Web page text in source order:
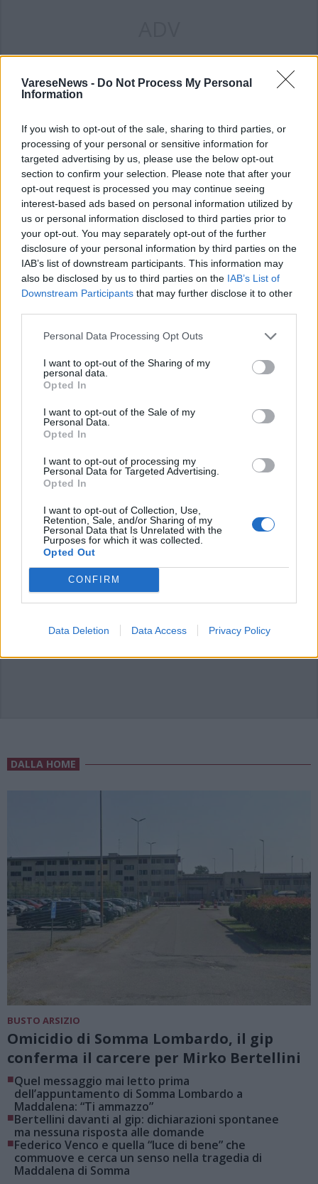
VareseNews - Do Not Process My Personal
Information
If you wish to opt-out of the sale, sharing to third parties, or
processing of your personal or sensitive information for
targeted advertising by us, please use the below opt-out
section to confirm your selection. Please note that after your
opt-out request is processed you may continue seeing
interest-based ads based on personal information utilized by
us or personal information disclosed to third parties prior to
your opt-out. You may separately opt-out of the further
disclosure of your personal information by third parties on the
IAB’s list of downstream participants. This information may
also be disclosed by us to third parties on the IAB’s List of
Downstream Participants that may further disclose it to other
Personal Data Processing Opt Outs
I want to opt-out of the Sharing of my
personal data.
Opted In
I want to opt-out of the Sale of my
Personal Data.
Opted In
I want to opt-out of processing my
Personal Data for Targeted Advertising.
Opted In
I want to opt-out of Collection, Use,
Retention, Sale, and/or Sharing of my
Personal Data that Is Unrelated with the
Purposes for which it was collected.
Opted Out
CONFIRM
Data Deletion Data Access Privacy Policy
ADV
Commenti
Accedi
articolo.
L'email è richiesta ma non verrà mostrata ai visitatori. Il contenuto di questo
commento esprime il pensiero dell'autore e non rappresenta la linea editoriale
possono essere automaticamente pubblicati senza filtro preventivo. I commenti
che includano uno o più link a siti esterni verranno rimossi in automatico dal
DALLA HOME
BUSTO ARSIZIO
Omicidio di Somma Lombardo, il gip
conferma il carcere per Mirko Bertellini
■Quel messaggio mai letto prima
dell’appuntamento di Somma Lombardo a
Maddalena: “Ti ammazzo”
■Bertellini davanti al gip: dichiarazioni spontanee
ma nessuna risposta alle domande
■Federico Venco e quella “luce di bene” che
commuove e cerca un senso nella tragedia di
Maddalena di Somma